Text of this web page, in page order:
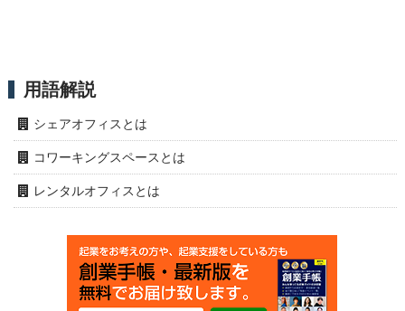
用語解説
シェアオフィスとは
コワーキングスペースとは
レンタルオフィスとは